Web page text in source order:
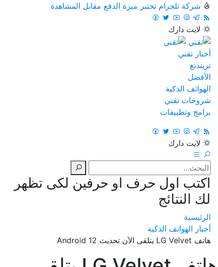
شركة تلجرام تختبر ميزة الدفع مقابل المشاهدة
لايت دارك
أخبار تقني
تريندنغ
الأفضل
الهواتف الذكية
شروحات تقني
برامج وتطبيقات
لايت دارك
اكتب اول حرف او حرفين لكى تظهر
لك النتائج
الرئيسية
أخبار الهواتف الذكية
هاتف LG Velvet يتلقى الآن تحديث Android 12